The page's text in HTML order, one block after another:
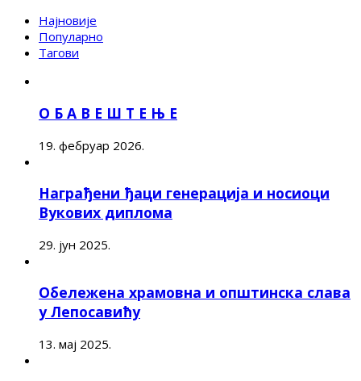
Најновије
Популарно
Тагови
О Б А В Е Ш Т Е Њ Е
19. фебруар 2026.
Награђени ђаци генерација и носиоци
Вукових диплома
29. јун 2025.
Обележена храмовна и општинска слава
у Лепосавићу
13. мај 2025.